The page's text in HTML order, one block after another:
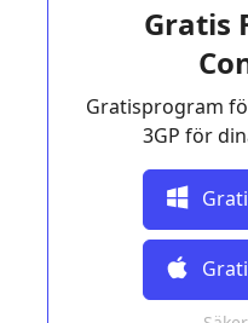
Gratis
Gratisprogram
3GP för